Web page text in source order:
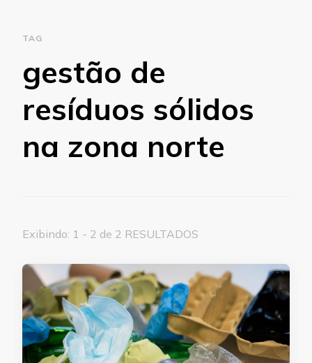
TAG
gestão de
resíduos sólidos
na zona norte
Exibindo: 1 - 2 de 2 RESULTADOS